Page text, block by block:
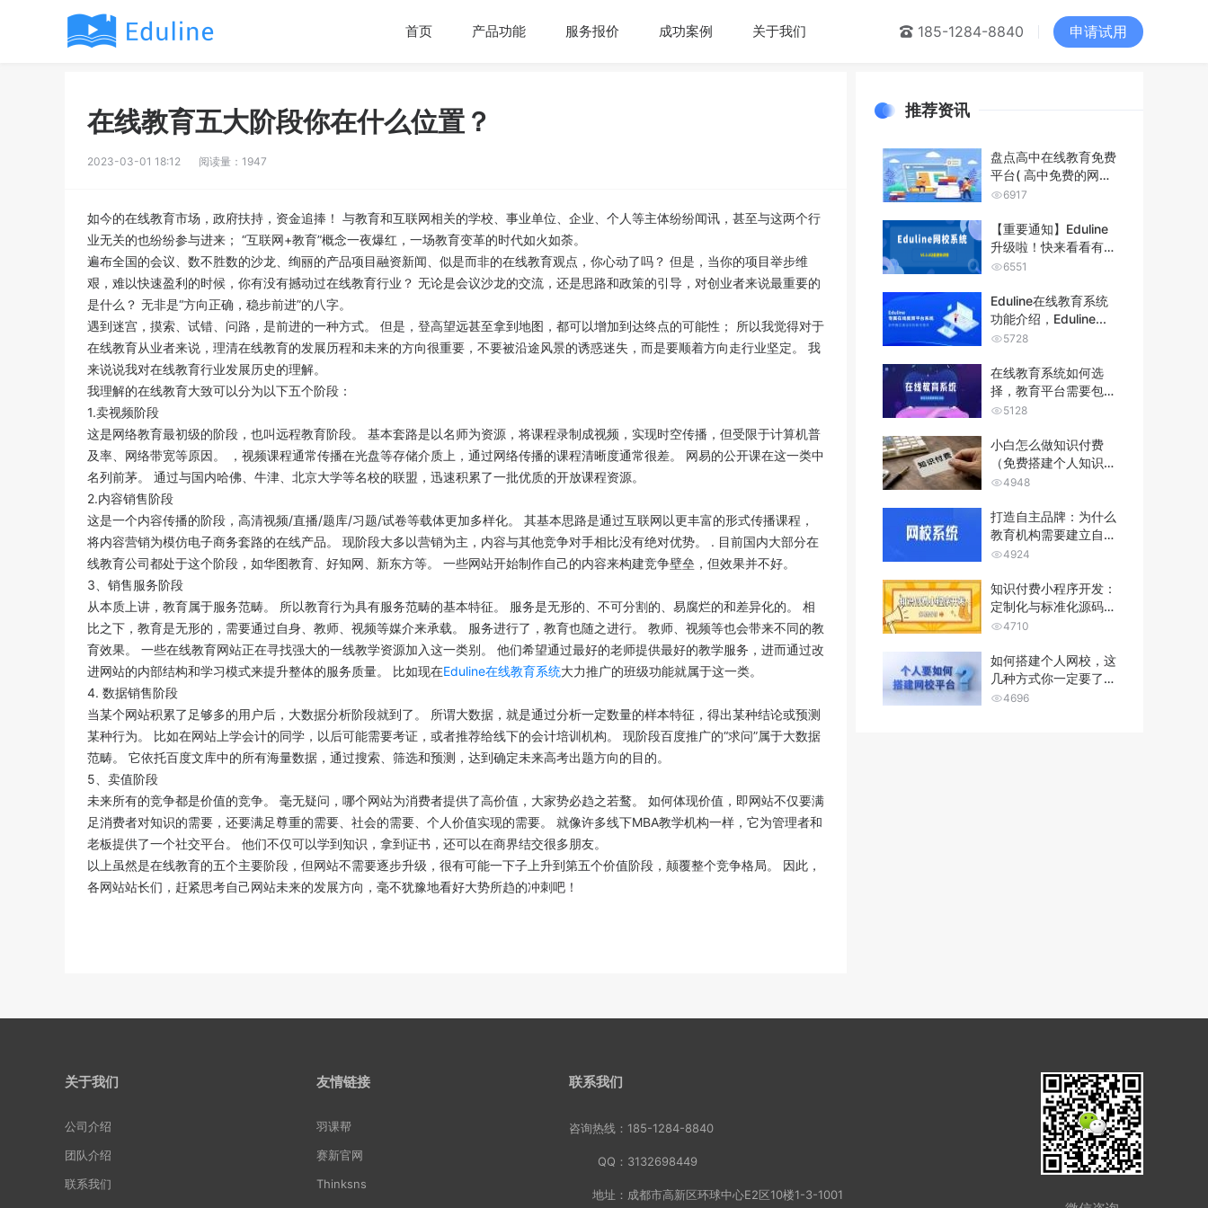
首页 产品功能 服务报价 成功案例 关于我们 185-1284-8840 申请试用
在线教育五大阶段你在什么位置？
2023-03-01 18:12 阅读量：1947
如今的在线教育市场，政府扶持，资金追捧！ 与教育和互联网相关的学校、事业单位、企业、个人等主体纷纷闻讯，甚至与这两个行
业无关的也纷纷参与进来； “互联网+教育”概念一夜爆红，一场教育变革的时代如火如荼。
遍布全国的会议、数不胜数的沙龙、绚丽的产品项目融资新闻、似是而非的在线教育观点，你心动了吗？ 但是，当你的项目举步维
艰，难以快速盈利的时候，你有没有撼动过在线教育行业？ 无论是会议沙龙的交流，还是思路和政策的引导，对创业者来说最重要的
是什么？ 无非是“方向正确，稳步前进”的八字。
遇到迷宫，摸索、试错、问路，是前进的一种方式。 但是，登高望远甚至拿到地图，都可以增加到达终点的可能性； 所以我觉得对于
在线教育从业者来说，理清在线教育的发展历程和未来的方向很重要，不要被沿途风景的诱惑迷失，而是要顺着方向走行业坚定。 我
来说说我对在线教育行业发展历史的理解。
我理解的在线教育大致可以分为以下五个阶段：
1.卖视频阶段
这是网络教育最初级的阶段，也叫远程教育阶段。 基本套路是以名师为资源，将课程录制成视频，实现时空传播，但受限于计算机普
及率、网络带宽等原因。 ，视频课程通常传播在光盘等存储介质上，通过网络传播的课程清晰度通常很差。 网易的公开课在这一类中
名列前茅。 通过与国内哈佛、牛津、北京大学等名校的联盟，迅速积累了一批优质的开放课程资源。
2.内容销售阶段
这是一个内容传播的阶段，高清视频/直播/题库/习题/试卷等载体更加多样化。 其基本思路是通过互联网以更丰富的形式传播课程，
将内容营销为模仿电子商务套路的在线产品。 现阶段大多以营销为主，内容与其他竞争对手相比没有绝对优势。 . 目前国内大部分在
线教育公司都处于这个阶段，如华图教育、好知网、新东方等。 一些网站开始制作自己的内容来构建竞争壁垒，但效果并不好。
3、销售服务阶段
从本质上讲，教育属于服务范畴。 所以教育行为具有服务范畴的基本特征。 服务是无形的、不可分割的、易腐烂的和差异化的。 相
比之下，教育是无形的，需要通过自身、教师、视频等媒介来承载。 服务进行了，教育也随之进行。 教师、视频等也会带来不同的教
育效果。 一些在线教育网站正在寻找强大的一线教学资源加入这一类别。 他们希望通过最好的老师提供最好的教学服务，进而通过改
进网站的内部结构和学习模式来提升整体的服务质量。 比如现在Eduline在线教育系统大力推广的班级功能就属于这一类。
4. 数据销售阶段
当某个网站积累了足够多的用户后，大数据分析阶段就到了。 所谓大数据，就是通过分析一定数量的样本特征，得出某种结论或预测
某种行为。 比如在网站上学会计的同学，以后可能需要考证，或者推荐给线下的会计培训机构。 现阶段百度推广的“求问”属于大数据
范畴。 它依托百度文库中的所有海量数据，通过搜索、筛选和预测，达到确定未来高考出题方向的目的。
5、卖值阶段
未来所有的竞争都是价值的竞争。 毫无疑问，哪个网站为消费者提供了高价值，大家势必趋之若鹜。 如何体现价值，即网站不仅要满
足消费者对知识的需要，还要满足尊重的需要、社会的需要、个人价值实现的需要。 就像许多线下MBA教学机构一样，它为管理者和
老板提供了一个社交平台。 他们不仅可以学到知识，拿到证书，还可以在商界结交很多朋友。
以上虽然是在线教育的五个主要阶段，但网站不需要逐步升级，很有可能一下子上升到第五个价值阶段，颠覆整个竞争格局。 因此，
各网站站长们，赶紧思考自己网站未来的发展方向，毫不犹豫地看好大势所趋的冲刺吧！
推荐资讯
盘点高中在线教育免费
平台( 高中免费的网课
平台分享...
6917
【重要通知】Eduline
升级啦！快来看看有没
有你...
6551
Eduline在线教育系统
功能介绍，Eduline...
5728
在线教育系统如何选
择，教育平台需要包含
哪些功能？
5128
小白怎么做知识付费
（免费搭建个人知识付
费平台）
4948
打造自主品牌：为什么
教育机构需要建立自己
的网校系统...
4924
知识付费小程序开发：
定制化与标准化源码的
优劣势分析...
4710
如何搭建个人网校，这
几种方式你一定要了
解！4696
关于我们
公司介绍
团队介绍
联系我们
友情链接
羽课帮
赛新官网
Thinksns
联系我们
咨询热线： 185-1284-8840
QQ： 3132698449
地址： 成都市高新区环球中心E2区10楼1-3-1001